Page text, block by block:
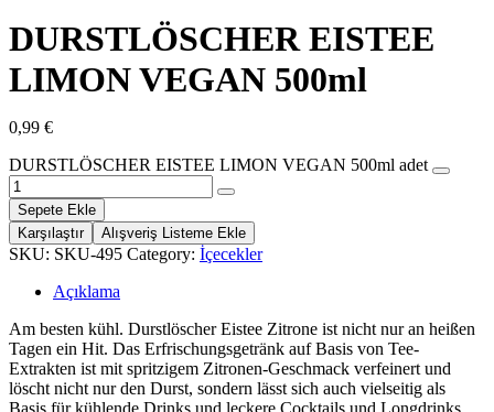
DURSTLÖSCHER EISTEE
LIMON VEGAN 500ml
0,99 €
DURSTLÖSCHER EISTEE LIMON VEGAN 500ml adet
Sepete Ekle
Karşılaştır
Alışveriş Listeme Ekle
SKU: SKU-495 Category: İçecekler
Açıklama
Am besten kühl. Durstlöscher Eistee Zitrone ist nicht nur an heißen
Tagen ein Hit. Das Erfrischungsgetränk auf Basis von Tee-
Extrakten ist mit spritzigem Zitronen-Geschmack verfeinert und
löscht nicht nur den Durst, sondern lässt sich auch vielseitig als
Basis für kühlende Drinks und leckere Cocktails und Longdrinks